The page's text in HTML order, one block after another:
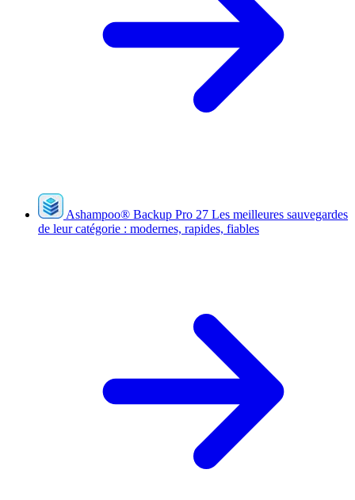
Ashampoo® Backup Pro 27 Les meilleures sauvegardes
de leur catégorie : modernes, rapides, fiables